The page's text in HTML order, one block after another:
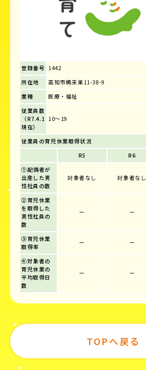
登録番号 1442
所在地
高知市鵜来巣11-38-9
業種
医療・福祉
従業員数
（R7.4.1
現在）
10～19
従業員の育児休業取得状況
R5
R6
①配偶者が
出産した男
性社員の数
対象者なし 対象者なし
②育児休業
を取得した
男性社員の
数
ー ー
③育児休業
取得率
ー ー
④対象者の
育児休業の
平均取得日
数
ー ー
TOPへ戻る